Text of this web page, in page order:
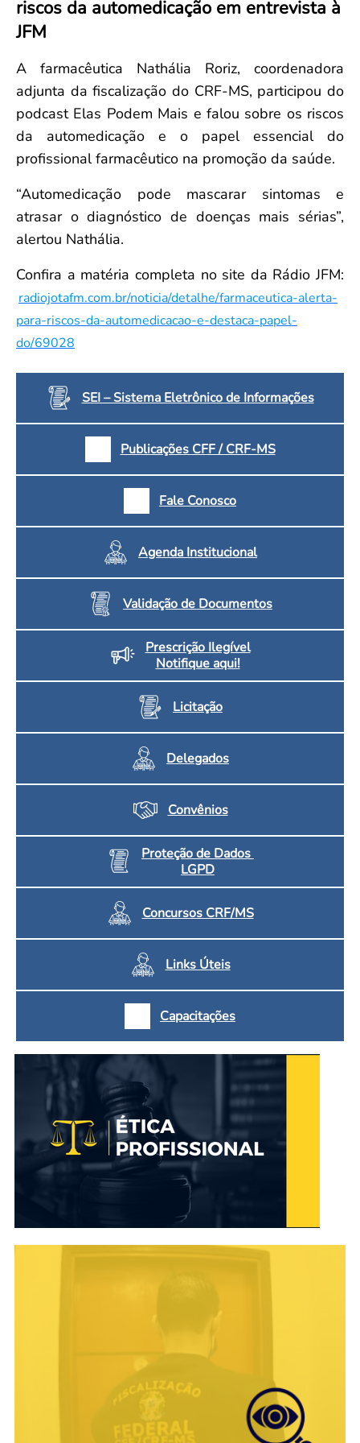
Convenção Coletiva 2025/2026 – Piso salarial Farmácias e Drogaria
Consulta de Farmacêuticos e Estabelecimentos Inscritos no CRF/MS
Saúde Pública e Indígena
Calendário Eleitoral
Candidatos
Votação
Dúvidas Frequentes
Eleições Anteriores
riscos da automedicação em entrevista à
JFM
A farmacêutica Nathália Roriz, coordenadora
adjunta da fiscalização do CRF-MS, participou do
podcast Elas Podem Mais e falou sobre os riscos
da automedicação e o papel essencial do
profissional farmacêutico na promoção da saúde.
“Automedicação pode mascarar sintomas e
atrasar o diagnóstico de doenças mais sérias”,
alertou Nathália.
Confira a matéria completa no site da Rádio JFM:
radiojotafm.com.br/noticia/detalhe/farmaceutica-alerta-
para-riscos-da-automedicacao-e-destaca-papel-
do/69028
SEI – Sistema Eletrônico de Informações
Publicações CFF / CRF-MS
Fale Conosco
Agenda Institucional
Validação de Documentos
Prescrição Ilegível
Notifique aqui!
Licitação
Delegados
Convênios
Proteção de Dados
LGPD
Concursos CRF/MS
Links Úteis
Capacitações